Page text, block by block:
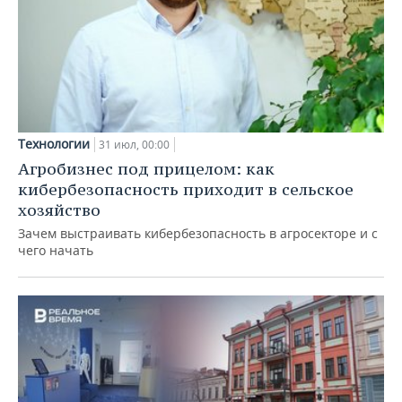
Технологии 31 июл, 00:00
Агробизнес под прицелом: как
кибербезопасность приходит в сельское
хозяйство
Зачем выстраивать кибербезопасность в агросекторе и с
чего начать